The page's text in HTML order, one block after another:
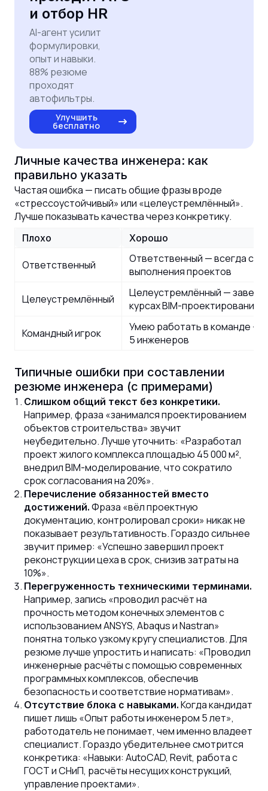
и отбор HR
AI-агент усилит
формулировки,
опыт и навыки.
88% резюме
проходят
автофильтры.
Улучшить
бесплатно
Личные качества инженера: как
правильно указать
Частая ошибка — писать общие фразы вроде
«стрессоустойчивый» или «целеустремлённый».
Лучше показывать качества через конкретику.
Плохо Хорошо
Ответственный
Ответственный — всегда
выполнения проектов
Целеустремлённый
Целеустремлённый —
курсах BIM-проектирования
Командный игрок
Умею работать в команде —
5 инженеров
Типичные ошибки при составлении
резюме инженера (с примерами)
Слишком общий текст без конкретики.
Например, фраза «занимался проектированием
объектов строительства» звучит
неубедительно. Лучше уточнить: «Разработал
проект жилого комплекса площадью 45 000 м²,
внедрил BIM-моделирование, что сократило
срок согласования на 20%».
Перечисление обязанностей вместо
достижений. Фраза «вёл проектную
документацию, контролировал сроки» никак не
показывает результативность. Гораздо сильнее
звучит пример: «Успешно завершил проект
реконструкции цеха в срок, снизив затраты на
10%».
Перегруженность техническими терминами.
Например, запись «проводил расчёт на
прочность методом конечных элементов с
использованием ANSYS, Abaqus и Nastran»
понятна только узкому кругу специалистов. Для
резюме лучше упростить и написать: «Проводил
инженерные расчёты с помощью современных
программных комплексов, обеспечив
безопасность и соответствие нормативам».
Отсутствие блока с навыками. Когда кандидат
пишет лишь «Опыт работы инженером 5 лет»,
работодатель не понимает, чем именно владеет
специалист. Гораздо убедительнее смотрится
конкретика: «Навыки: AutoCAD, Revit, работа с
ГОСТ и СНиП, расчёты несущих конструкций,
управление проектами».